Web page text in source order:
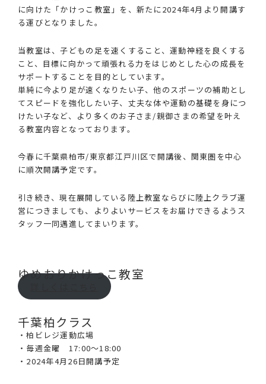
に向けた「かけっこ教室」を、新たに2024年4月より開講す
る運びとなりました。
当教室は、子どもの足を速くすること、運動神経を良くする
こと、目標に向かって頑張れる力をはじめとした心の成長を
サポートすることを目的としています。
単純に今より足が速くなりたい子、他のスポーツの補助とし
てスピードを強化したい子、丈夫な体や運動の基礎を身につ
けたい子など、より多くのお子さま/親御さまの希望を叶え
る教室内容となっております。
今春に千葉県柏市/東京都江戸川区で開講後、関東圏を中心
に順次開講予定です。
引き続き、現在展開している陸上教室ならびに陸上クラブ運
営につきましても、よりよいサービスをお届けできるようス
タッフ一同邁進してまいります。
ゆめおりかけっこ教室
千葉柏クラス
・柏ビレジ運動広場
・毎週金曜 17:00～18:00
・2024年4月26日開講予定